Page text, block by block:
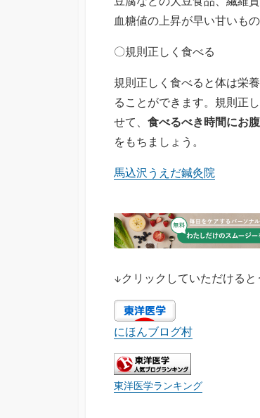
血糖値の上昇が早い甘いも
〇規則正しく食べる
規則正しく食べると体は栄
ることができます。規則正
せて、 食べるべき時間にお
をもちましょう。
馬込沢うえだ鍼灸院
↓クリックしていただけると
にほんブログ村
東洋医学ランキング